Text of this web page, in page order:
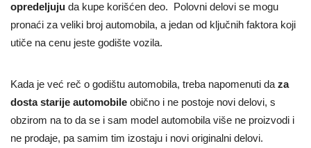
opredeljuju da kupe korišćen deo. Polovni delovi se mogu
pronaći za veliki broj automobila, a jedan od ključnih faktora koji
utiče na cenu jeste godište vozila.
Kada je već reč o godištu automobila, treba napomenuti da za
dosta starije automobile obično i ne postoje novi delovi, s
obzirom na to da se i sam model automobila više ne proizvodi i
ne prodaje, pa samim tim izostaju i novi originalni delovi.